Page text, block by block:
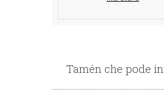
Tamén che pode